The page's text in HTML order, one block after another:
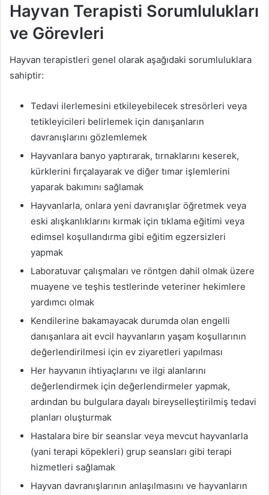
Hayvan Terapisti Sorumlulukları
ve Görevleri
Hayvan terapistleri genel olarak aşağıdaki sorumluluklara
sahiptir:
Tedavi ilerlemesini etkileyebilecek stresörleri veya
tetikleyicileri belirlemek için danışanların
davranışlarını gözlemlemek
Hayvanlara banyo yaptırarak, tırnaklarını keserek,
kürklerini fırçalayarak ve diğer tımar işlemlerini
yaparak bakımını sağlamak
Hayvanlarla, onlara yeni davranışlar öğretmek veya
eski alışkanlıklarını kırmak için tıklama eğitimi veya
edimsel koşullandırma gibi eğitim egzersizleri
yapmak
Laboratuvar çalışmaları ve röntgen dahil olmak üzere
muayene ve teşhis testlerinde veteriner hekimlere
yardımcı olmak
Kendilerine bakamayacak durumda olan engelli
danışanlara ait evcil hayvanların yaşam koşullarının
değerlendirilmesi için ev ziyaretleri yapılması
Her hayvanın ihtiyaçlarını ve ilgi alanlarını
değerlendirmek için değerlendirmeler yapmak,
ardından bu bulgulara dayalı bireyselleştirilmiş tedavi
planları oluşturmak
Hastalara bire bir seanslar veya mevcut hayvanlarla
(yani terapi köpekleri) grup seansları gibi terapi
hizmetleri sağlamak
Hayvan davranışlarının anlaşılmasını ve hayvanların